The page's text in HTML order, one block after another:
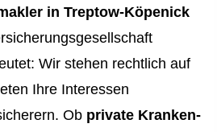
in Treptow-Köpenick
Wir stehen rechtlich auf
Ihre Interessen
Ob private Kranken­